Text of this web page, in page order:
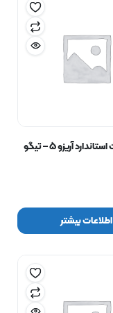
یاتاقان ثابت استاندارد آریزو ۵ – تیگو
اطلاعات بیشتر